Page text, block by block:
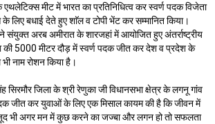
मीट में भारत का प्रतिनिधित्व कर स्वर्ण पदक विजेता
लिए बधाई देते हुए शाॅल व टोपी भेंट कर सम्मानित किया।
संयुक्त अरब अमीरात के शारजहां में आयोजित हुए अंतर्राष्ट्रीय
की 5000 मीटर दौड़ में स्वर्ण पदक जीत कर देश व प्रदेश के
नाम रोशन किया है।
सिरमौर जिला के श्री रेणुका जी विधानसभा क्षेत्र के लगनू गांव
जीत कर युवाओं के लिए एक मिसाल कायम की है कि जीवन में
भी अगर मन में कुछ करने का जज्बा और लगन हो तो सफलता